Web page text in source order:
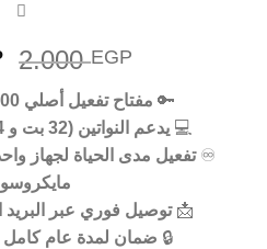
2.000EGP
🔑 مفتاح تفعيل أصلي 100% لويندوز 11 برو
💻يدعم النواتين (32 بت و 64 بت) وجميع اللغات
♾️تفعيل مدى الحياة لجهاز
📩توصيل فوري عبر البريد
🔒 ضمان لمدة عام